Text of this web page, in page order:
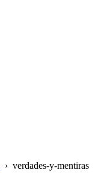
› verdades-y-mentiras